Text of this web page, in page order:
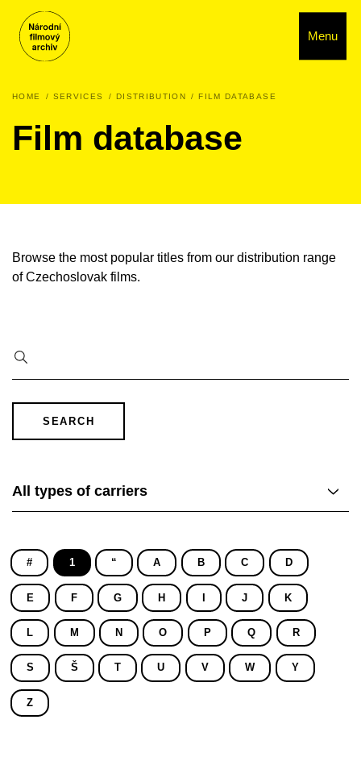
Menu
HOME SERVICES DISTRIBUTION FILM DATABASE
Film database
Browse the most popular titles from our distribution range
of Czechoslovak films.
SEARCH
All types of carriers
# 1 “ A B C D
E F G H I J K
L M N O P Q R
S Š T U V W Y
Z